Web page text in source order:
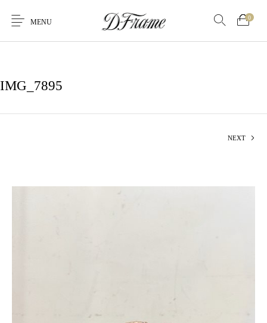
MENU
0
IMG_7895
NEXT